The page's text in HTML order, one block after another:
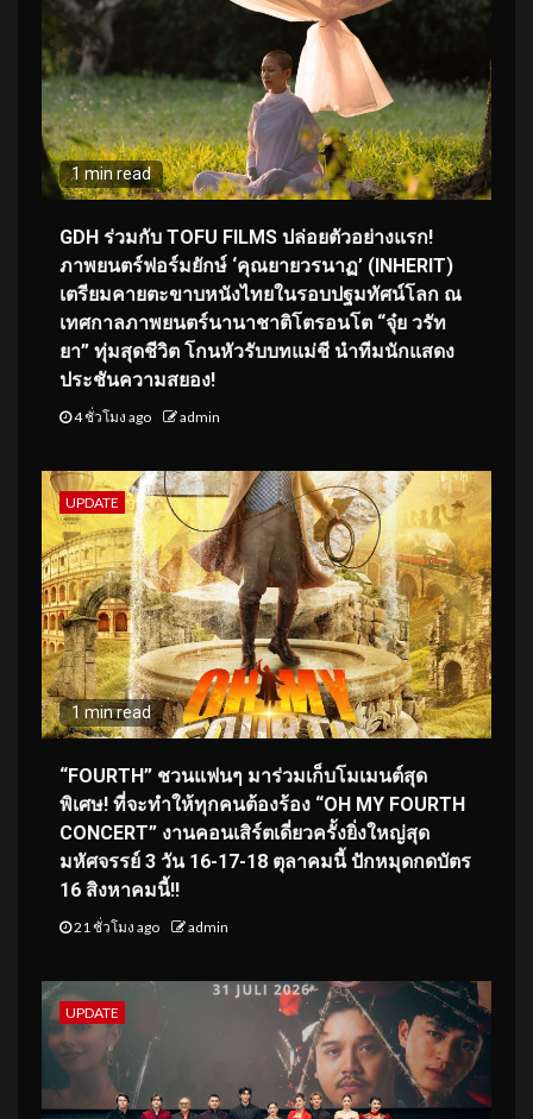
1 min read
GDH ร่วมกับ TOFU FILMS ปล่อยตัวอย่างแรก!
ภาพยนตร์ฟอร์มยักษ์ ‘คุณยายวรนาฏ’ (INHERIT)
เตรียมคายตะขาบหนังไทยในรอบปฐมทัศน์โลก ณ
เทศกาลภาพยนตร์นานาชาติโตรอนโต “จุ๋ย วรัท
ยา” ทุ่มสุดชีวิต โกนหัวรับบทแม่ชี นำทีมนักแสดง
ประชันความสยอง!
4 ชั่วโมง ago admin
UPDATE
1 min read
“FOURTH” ชวนแฟนๆ มาร่วมเก็บโมเมนต์สุด
พิเศษ! ที่จะทำให้ทุกคนต้องร้อง “OH MY FOURTH
CONCERT” งานคอนเสิร์ตเดี่ยวครั้งยิ่งใหญ่สุด
มหัศจรรย์ 3 วัน 16-17-18 ตุลาคมนี้ ปักหมุดกดบัตร
16 สิงหาคมนี้!!
21 ชั่วโมง ago admin
UPDATE